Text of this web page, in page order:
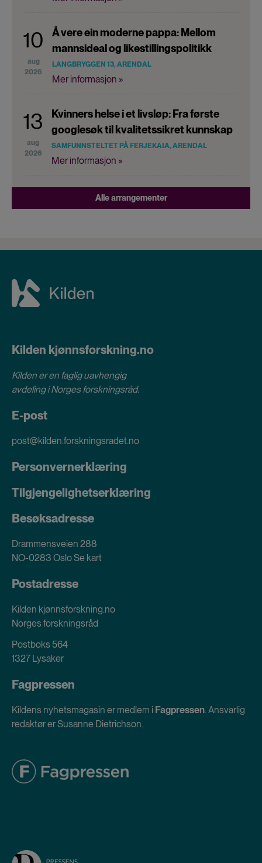
10
aug
2026
Å vere ein moderne pappa: Mellom
mannsideal og likestillingspolitikk
LANGBRYGGEN 13, ARENDAL
Mer informasjon »
13
aug
2026
Kvinners helse i et livsløp: Fra første
googlesøk til kvalitetssikret kunnskap
SAMFUNNSTELTET PÅ FERJEKAIA, ARENDAL
Mer informasjon »
Alle arrangementer
Kilden kjønnsforskning.no
Kilden er en faglig uavhengig
avdeling iNorges forskningsråd.
E-post
post@kilden.forskningsradet.no
Personvernerklæring
Tilgjengelighetserklæring
Besøksadresse
Drammensveien 288
NO-0283 OsloSe kart
Postadresse
Kilden kjønnsforskning.no
Norges forskningsråd
Postboks 564
1327 Lysaker
Fagpressen
Kildens nyhetsmagasin er medlem i Fagpressen. Ansvarlig
redaktør er Susanne Dietrichson.